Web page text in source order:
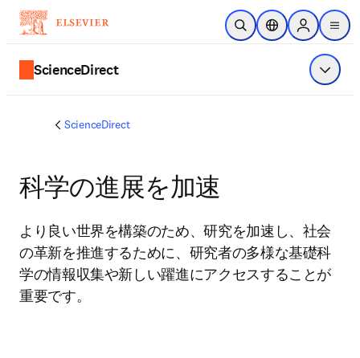
メインのコンテンツにスキップ
検索を開くロケーションセレ
Sign in to
menu
ScienceDirect メニュ
ScienceDirect
科学の進展を加速
より良い世界を構築のため、研究を加速し、社会
の革新を推進するために、研究者の多様な基礎科
学の情報収集や新しい躍進にアクセスすることが
重要です。